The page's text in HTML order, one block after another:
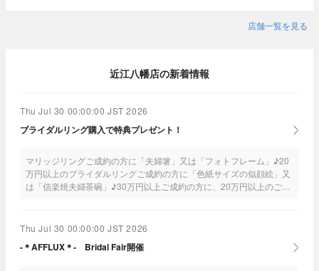
店舗一覧を見る
近江八幡店の新着情報
Thu Jul 30 00:00:00 JST 2026
ブライダルリング購入で特典プレゼント！
マリッジリングご成約の方に「夫婦箸」又は「フォトフレーム」♪20
万円以上のブライダルリングご成約の方に「色紙サイズの似顔絵」又
は「信楽焼夫婦茶碗」♪30万円以上ご成約の方に、20万円以上のご成
お一つ♪40万円以上ご成約の方に、30万円以上のご成約特典に加え
「Ａ3サイズの似顔絵」「ブルーノホットプレート」の中からお二つ
トベア」「パールネックレス」の中からお二つプレゼント！
Thu Jul 30 00:00:00 JST 2026
-＊AFFLUX＊- Bridal Fair開催